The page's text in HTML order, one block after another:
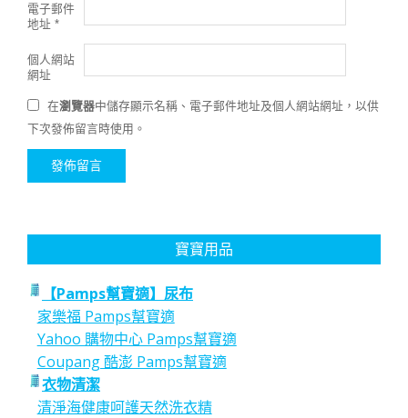
電子郵件
地址 *
個人網站
網址
在瀏覽器中儲存顯示名稱、電子郵件地址及個人網站網址，以供
下次發佈留言時使用。
寶寶用品
【Pamps幫寶適】尿布
家樂福 Pamps幫寶適
Yahoo 購物中心 Pamps幫寶適
Coupang 酷澎 Pamps幫寶適
衣物清潔
清淨海健康呵護天然洗衣精